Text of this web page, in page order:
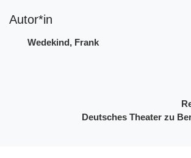
Autor*in
Wedekind, Frank
Deutsches Theater zu